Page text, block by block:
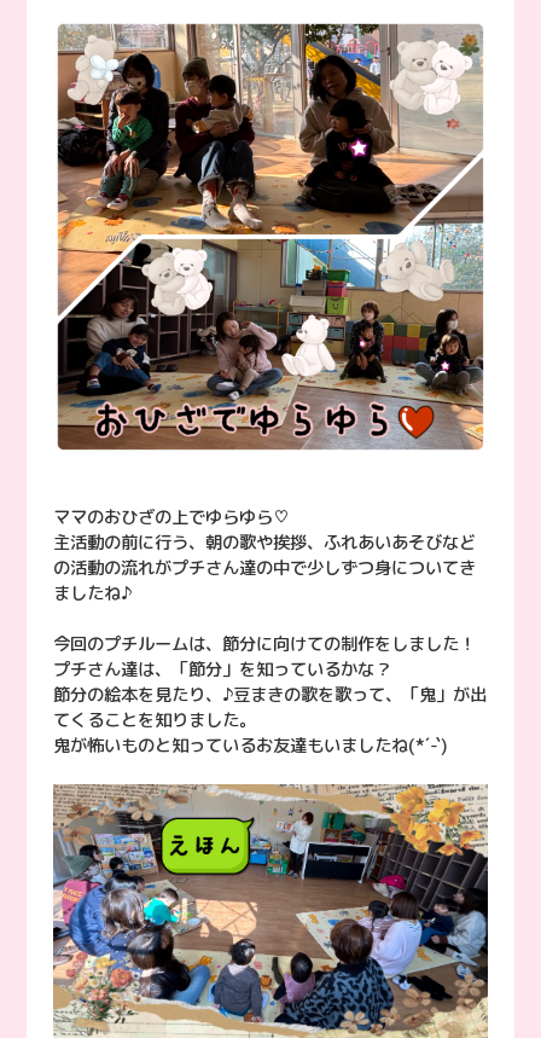
ママのおひざの上でゆらゆら♡
主活動の前に行う、朝の歌や挨拶、ふれあいあそびなど
の活動の流れがプチさん達の中で少しずつ身についてき
ましたね♪
今回のプチルームは、節分に向けての制作をしました！
プチさん達は、「節分」を知っているかな？
節分の絵本を見たり、♪豆まきの歌を歌って、「鬼」が出
てくることを知りました。
鬼が怖いものと知っているお友達もいましたね(*´-`)